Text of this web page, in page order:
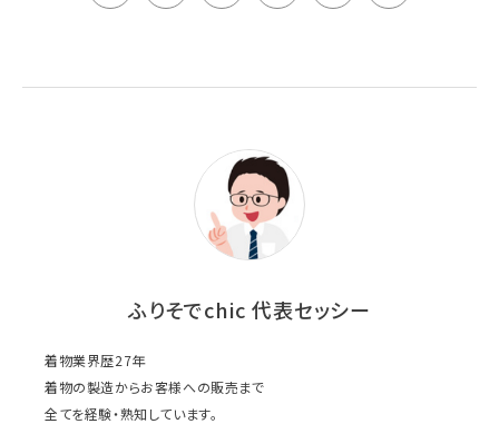
ふりそでchic 代表セッシー
着物業界歴27年
着物の製造からお客様への販売まで
全てを経験・熟知しています。